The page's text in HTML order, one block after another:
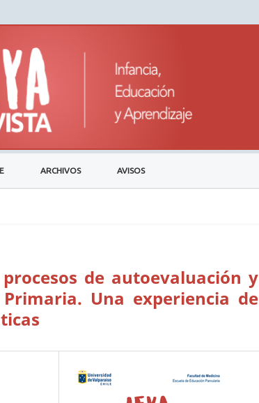
ARCHIVOS AVISOS
de autoevaluación y
Una experiencia de